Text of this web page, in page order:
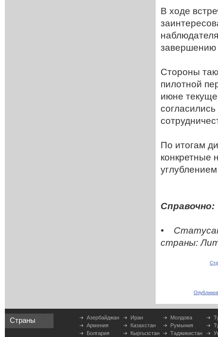
В ходе
завершению
Стороны
пилотной
июне
По итогам
конкретные
Справочно:
•
страны:
Страны
Азербайджан
Армения
Болгария
Иран
Казахстан
Кыргызстан
Молдова
Румыния
Таджикистан